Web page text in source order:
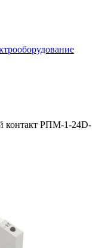
контакт РПМ-1-24D-